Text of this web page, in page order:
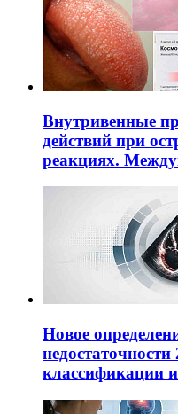
Внутривенные
действий при
реакциях.
Новое
классификации